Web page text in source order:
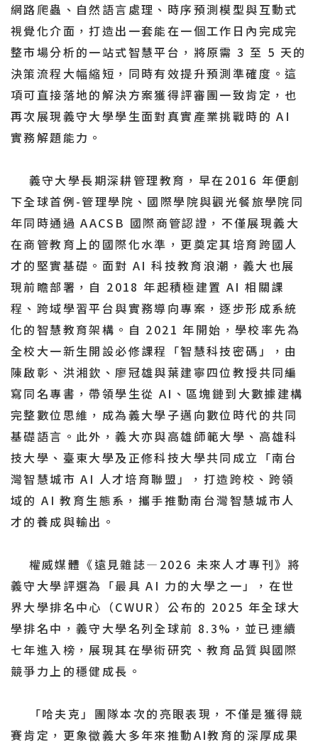
網路爬蟲、自然語言處理、時序預測模型與互動式
視覺化介面，打造出一套能在一個工作日內完成完
整市場分析的一站式智慧平台，將原需 3 至 5 天的
決策流程大幅縮短，同時有效提升預測準確度。這
項可直接落地的解決方案獲得評審團一致肯定，也
再次展現義守大學學生面對真實產業挑戰時的 AI
實務解題能力。
義守大學長期深耕管理教育，早在2016 年便創
下全球首例-管理學院、國際學院與觀光餐旅學院同
年同時通過 AACSB 國際商管認證，不僅展現義大
在商管教育上的國際化水準，更奠定其培育跨國人
才的堅實基礎。面對 AI 科技教育浪潮，義大也展
現前瞻部署，自 2018 年起積極建置 AI 相關課
程、跨域學習平台與實務導向專案，逐步形成系統
化的智慧教育架構。自 2021 年開始，學校率先為
全校大一新生開設必修課程「智慧科技密碼」，由
陳啟彰、洪湘欽、廖冠雄與葉建寧四位教授共同編
寫同名專書，帶領學生從 AI、區塊鏈到大數據建構
完整數位思維，成為義大學子邁向數位時代的共同
基礎語言。此外，義大亦與高雄師範大學、高雄科
技大學、臺東大學及正修科技大學共同成立「南台
灣智慧城市 AI 人才培育聯盟」，打造跨校、跨領
域的 AI 教育生態系，攜手推動南台灣智慧城市人
才的養成與輸出。
權威媒體《遠見雜誌—2026 未來人才專刊》將
義守大學評選為「最具 AI 力的大學之一」，在世
界大學排名中心（CWUR）公布的 2025 年全球大
學排名中，義守大學名列全球前 8.3%，並已連續
七年進入榜，展現其在學術研究、教育品質與國際
競爭力上的穩健成長。
「哈夫克」團隊本次的亮眼表現，不僅是獲得競
賽肯定，更象徵義大多年來推動AI教育的深厚成果